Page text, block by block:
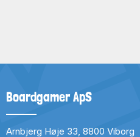
Boardgamer ApS
Arnbjerg Høje 33, 8800 Viborg